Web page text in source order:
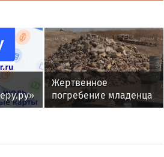
Жертвенное
погребение младенца
обнаружили
обнаружили останки